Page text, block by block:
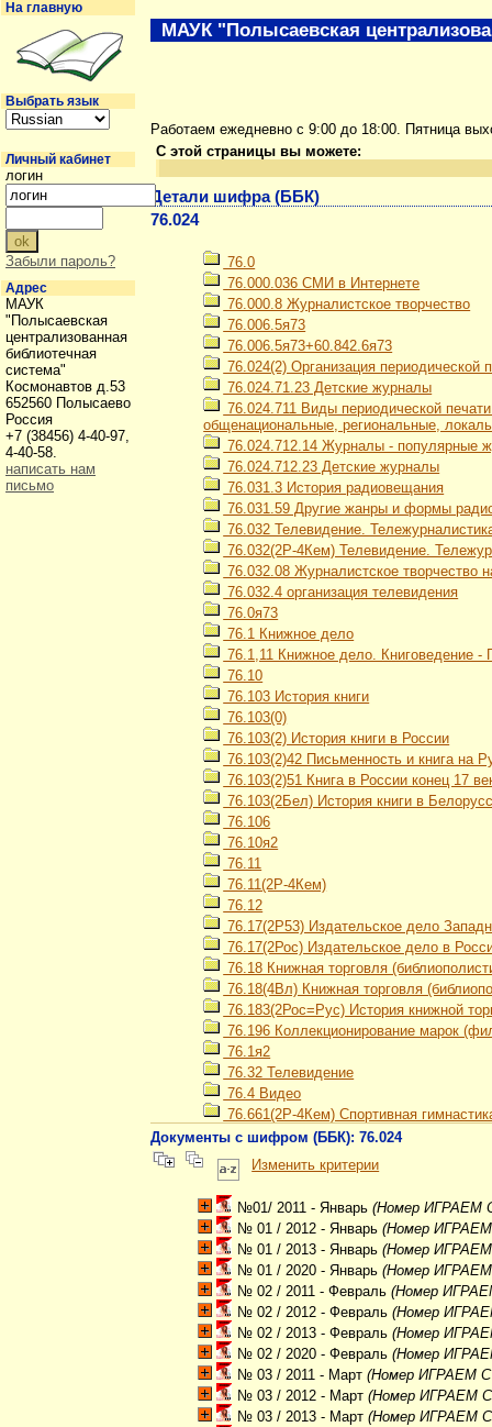
Работаем ежедневно с 9:00 до 18:00. Пятница
С этой страницы вы можете:
Детали шифра (ББК)
76.024
76.0
76.000.036 СМИ в Интернете
76.000.8 Журналистское творчество
76.006.5я73
76.006.5я73+60.842.6я73
76.024(2) Организация периодической
76.024.71.23 Детские журналы
76.024.711 Виды периодической
общенациональные, региональные,
76.024.712.14 Журналы - популярные
76.024.712.23 Детские журналы
76.031.3 История радиовещания
76.031.59 Другие жанры и формы
76.032 Телевидение.
76.032(2Р-4Кем) Телевидение.
76.032.08 Журналистское творчество
76.032.4 организация телевидения
76.0я73
76.1 Книжное дело
76.1,11 Книжное дело. Книговедение -
76.10
76.103 История книги
76.103(0)
76.103(2) История книги в России
76.103(2)42 Письменность и книга на
76.103(2)51 Книга в России конец 17
76.103(2Бел) История книги в
76.106
76.10я2
76.11
76.11(2Р-4Кем)
76.12
76.17(2Р53) Издательское дело
76.17(2Рос) Издательское дело в
76.18 Книжная торговля
76.18(4Вл) Книжная торговля
76.183(2Рос=Рус) История книжной
76.196 Коллекционирование марок
76.1я2
76.32 Телевидение
76.4 Видео
76.661(2Р-4Кем) Спортивная
Документы с шифром (ББК): 76.024
Изменить критерии
№01/ 2011 - Январь (Номер ИГРАЕМ
№ 01 / 2012 - Январь (Номер
№ 01 / 2013 - Январь (Номер
№ 01 / 2020 - Январь (Номер
№ 02 / 2011 - Февраль (Номер
№ 02 / 2012 - Февраль (Номер
№ 02 / 2013 - Февраль (Номер
№ 02 / 2020 - Февраль (Номер
№ 03 / 2011 - Март (Номер ИГРАЕМ
№ 03 / 2012 - Март (Номер ИГРАЕМ
№ 03 / 2013 - Март (Номер ИГРАЕМ
МАУК "Полысаевская
На главную
Выбрать язык
Личный кабинет
логин
Забыли пароль?
Адрес
МАУК
"Полысаевская
централизованная
библиотечная
система"
Космонавтов д.53
652560 Полысаево
Россия
+7 (38456) 4-40-97,
4-40-58.
написать нам
письмо